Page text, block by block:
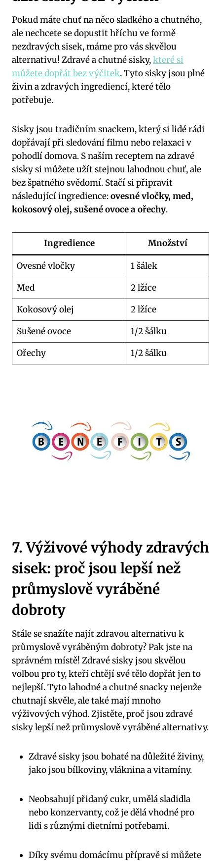
Pokud máte chuť na něco sladkého a chutného,
ale nechcete se dopustit hříchu ve formě
nezdravých sisek, máme pro vás skvělou
alternativu! Zdravé a chutné sisky,které si
můžete dopřát bez výčitek. Tyto sisky jsou plné
živin a zdravých ingrediencí, které tělo
potřebuje.
Sisky jsou tradičním snackem, který si lidé rádi
dopřávají při sledování filmu nebo relaxaci v
pohodlí domova. S naším receptem na zdravé
sisky si můžete užít stejnou lahodnou chuť, ale
bez špatného svědomí. Stačí si připravit
následující ingredience:ovesné vločky, med,
kokosový olej, sušené ovoce a ořechy.
Ingredience Množství
Ovesné vločky
1 šálek
Med
2 lžíce
Kokosový olej
2 lžíce
Sušené ovoce
1/2 šálku
Ořechy
1/2 šálku
7. Výživové výhody zdravých
sisek: proč jsou lepší než
průmyslově vyráběné
dobroty
Stále se snažíte najít zdravou alternativu k
průmyslově vyráběným dobroty? Pak jste na
správném místě! Zdravé sisky jsou skvělou
volbou pro ty, kteří chtějí své tělo dopřát jen to
nejlepší. Tyto lahodné a chutné snacky nejenže
chutnají skvěle, ale také mají mnoho
výživových výhod. Zjistěte, proč jsou zdravé
sisky lepší než průmyslově vyráběné alternativy.
Zdravé sisky jsou bohaté na důležité živiny,
jako jsou bílkoviny, vláknina a vitamíny.
Neobsahují přidaný cukr, umělá sladidla
nebo konzervanty, což je dělá vhodné pro
lidi s různými dietními potřebami.
Díky svému domácímu přípravě si můžete